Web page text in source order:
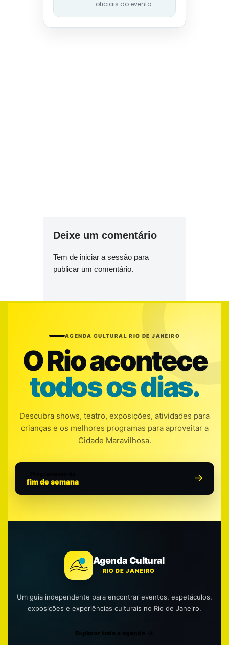
oficiais do evento.
Deixe um comentário
Tem de iniciar a sessão para
publicar um comentário.
AGENDA CULTURAL RIO DE JANEIRO
O Rio acontece
todos os dias.
Descubra shows, teatro, exposições, atividades para
crianças e os melhores programas para aproveitar a
Cidade Maravilhosa.
fim de semana
Agenda Cultural
RIO DE JANEIRO
Um guia independente para encontrar eventos, espetáculos,
exposições e experiências culturais no Rio de Janeiro.
Explorar toda a agenda